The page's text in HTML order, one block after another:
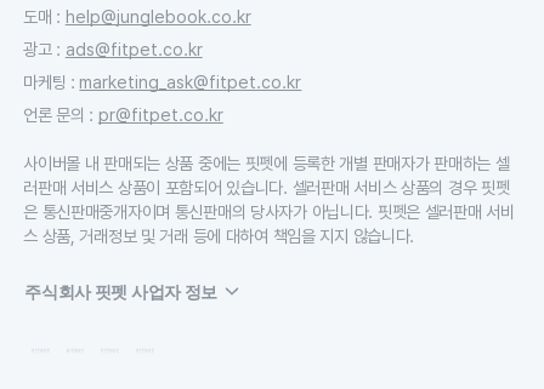
도매 : help@junglebook.co.kr
광고: ads@fitpet.co.kr
마케팅 : marketing_ask@fitpet.co.kr
언론 문의 : pr@fitpet.co.kr
사이버몰 내 판매되는 상품 중에는 핏펫에 등록한 개별 판매자가 판매하는 셀
러판매 서비스 상품이 포함되어 있습니다. 셀러판매 서비스 상품의 경우 핏펫
은 통신판매중개자이며 통신판매의 당사자가 아닙니다. 핏펫은 셀러판매 서비
스 상품, 거래정보 및 거래 등에 대하여 책임을 지지 않습니다.
주식회사 핏펫 사업자 정보